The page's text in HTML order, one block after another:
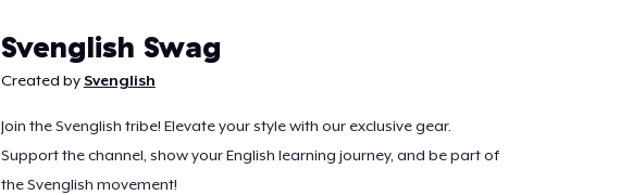
Svenglish Swag
Created bySvenglish
Join the Svenglish tribe! Elevate your style with our exclusive gear.
Support the channel, show your English learning journey, and be part of
the Svenglish movement!